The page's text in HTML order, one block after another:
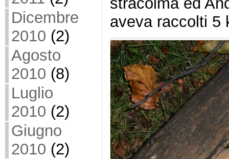
Dicembre
2010 (2)
Agosto
2010 (8)
Luglio
2010 (2)
Giugno
2010 (2)
aveva raccolti 5